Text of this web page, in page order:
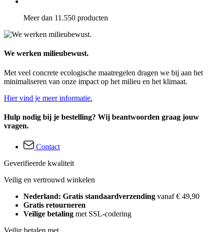
Meer dan 11.550 producten
We werken milieubewust.
Met veel concrete ecologische maatregelen dragen we bij aan het
minimaliseren van onze impact op het milieu en het klimaat.
Hier vind je meer informatie.
Hulp nodig bij je bestelling? Wij beantwoorden graag jouw
vragen.
Contact
Geverifieerde kwaliteit
Veilig en vertrouwd winkelen
Nederland: Gratis standaardverzending vanaf € 49,90
Gratis retourneren
Veilige betaling met SSL-codering
Veilig betalen met